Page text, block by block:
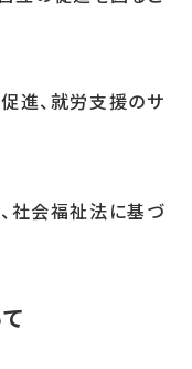
進、就労支援のサ
社会福祉法に基づ